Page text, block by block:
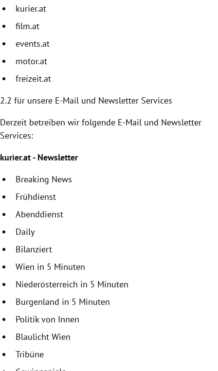
kurier.at
film.at
events.at
motor.at
freizeit.at
2.2 für unsere E-Mail und Newsletter Services
Derzeit betreiben wir folgende E-Mail und Newsletter
Services:
kurier.at - Newsletter
Breaking News
Frühdienst
Abenddienst
Daily
Bilanziert
Wien in 5 Minuten
Niederösterreich in 5 Minuten
Burgenland in 5 Minuten
Politik von Innen
Blaulicht Wien
Tribüne